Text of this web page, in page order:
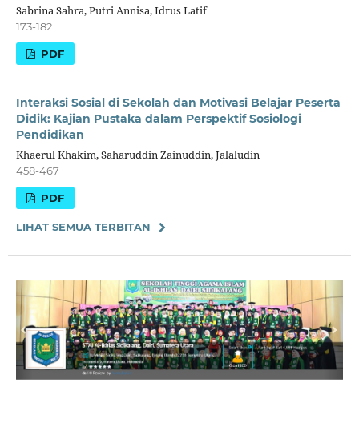
Sabrina Sahra, Putri Annisa, Idrus Latif
173-182
PDF
Interaksi Sosial di Sekolah dan Motivasi Belajar Peserta
Didik: Kajian Pustaka dalam Perspektif Sosiologi
Pendidikan
Khaerul Khakim, Saharuddin Zainuddin, Jalaludin
458-467
PDF
LIHAT SEMUA TERBITAN